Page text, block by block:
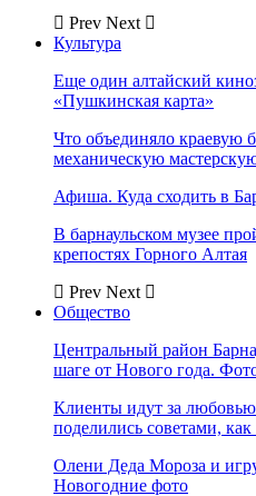
Prev Next
Культура
Еще один алтайский
«Пушкинская карта»
Что объединяло краевую
механическую
Афиша. Куда сходить в
В барнаульском музее
крепостях Горного Алтая
Prev Next
Общество
Центральный район
шаге от Нового года.
Клиенты идут за
поделились советами,
Олени Деда Мороза и
Новогодние фото